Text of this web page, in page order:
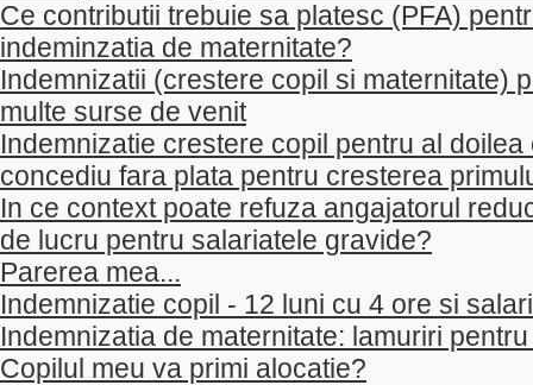
Ce contributii trebuie sa platesc (PFA)
indeminzatia de maternitate?
Indemnizatii (crestere copil si maternitate)
multe surse de venit
Indemnizatie crestere copil pentru al doilea
concediu fara plata pentru cresterea
In ce context poate refuza angajatorul
de lucru pentru salariatele gravide?
Parerea mea...
Indemnizatie copil - 12 luni cu 4 ore si
Indemnizatia de maternitate: lamuriri pentru
Copilul meu va primi alocatie?